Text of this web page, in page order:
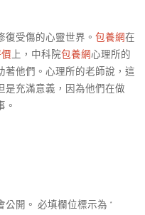
受傷的心靈世界。 包養網在
上，中科院包養網心理所的
著他們。心理所的老師說，這
是充滿意義，因為他們在做
。
公開。 必填欄位標示為 *